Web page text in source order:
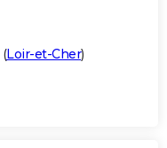
(Loir-et-Cher)